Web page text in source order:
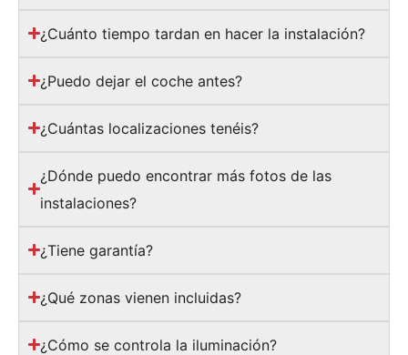
¿Cuánto tiempo tardan en hacer la instalación?
¿Puedo dejar el coche antes?
¿Cuántas localizaciones tenéis?
¿Dónde puedo encontrar más fotos de las
instalaciones?
¿Tiene garantía?
¿Qué zonas vienen incluidas?
¿Cómo se controla la iluminación?